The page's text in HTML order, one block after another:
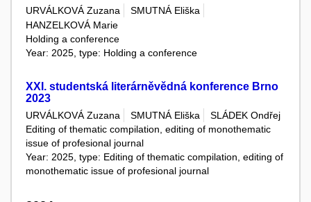
URVÁLKOVÁ Zuzana
SMUTNÁ Eliška
HANZELKOVÁ Marie
Holding a conference
Year: 2025, type: Holding a conference
XXI. studentská literárněvědná konference Brno
2023
URVÁLKOVÁ Zuzana SMUTNÁ Eliška
SLÁDEK Ondřej
Editing of thematic compilation, editing of monothematic
issue of profesional journal
Year: 2025, type: Editing of thematic compilation, editing of
monothematic issue of profesional journal